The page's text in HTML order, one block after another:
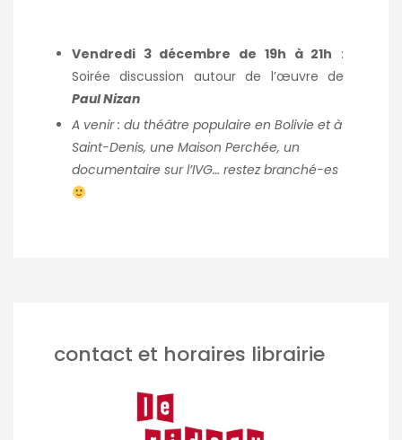
Vendredi 3 décembre de 19h à 21h :
Soirée discussion autour de l’œuvre de
Paul Nizan
A venir : du théâtre populaire en Bolivie et à
Saint-Denis, une Maison Perchée, un
documentaire sur l’IVG… restez branché-es
contact et horaires librairie